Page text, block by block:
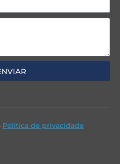
Política de privacidade